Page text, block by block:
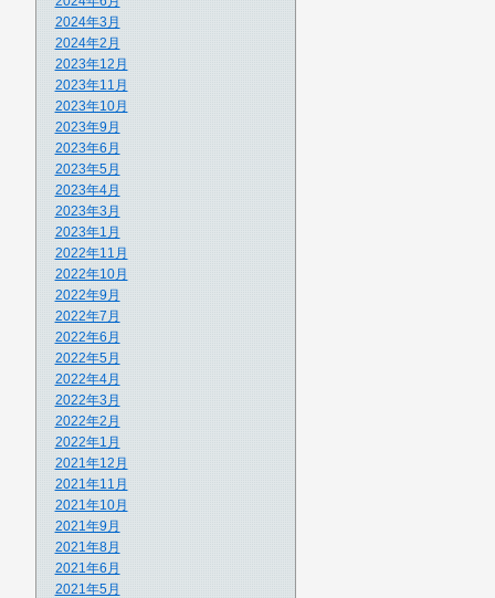
2024年3月
2024年2月
2023年12月
2023年11月
2023年10月
2023年9月
2023年6月
2023年5月
2023年4月
2023年3月
2023年1月
2022年11月
2022年10月
2022年9月
2022年7月
2022年6月
2022年5月
2022年4月
2022年3月
2022年2月
2022年1月
2021年12月
2021年11月
2021年10月
2021年9月
2021年8月
2021年6月
2021年5月